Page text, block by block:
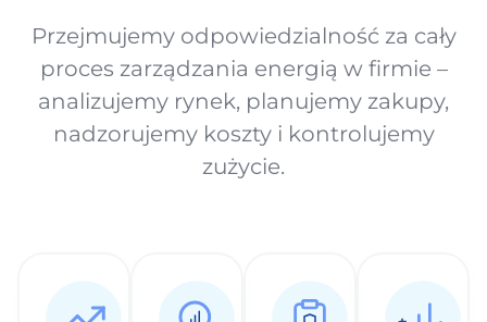
Przejmujemy odpowiedzialność za cały
proces zarządzania energią w firmie –
analizujemy rynek, planujemy zakupy,
nadzorujemy koszty i kontrolujemy
zużycie.